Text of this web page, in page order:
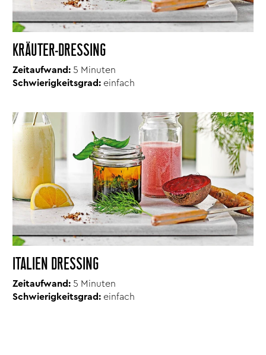
KRÄUTER-DRESSING
Zeitaufwand: 5 Minuten
Schwierigkeitsgrad: einfach
ITALIEN DRESSING
Zeitaufwand: 5 Minuten
Schwierigkeitsgrad: einfach